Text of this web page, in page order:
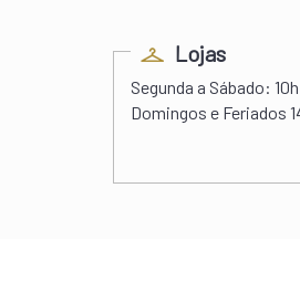
Lojas
Segunda a Sábado:
Domingos e Feriados